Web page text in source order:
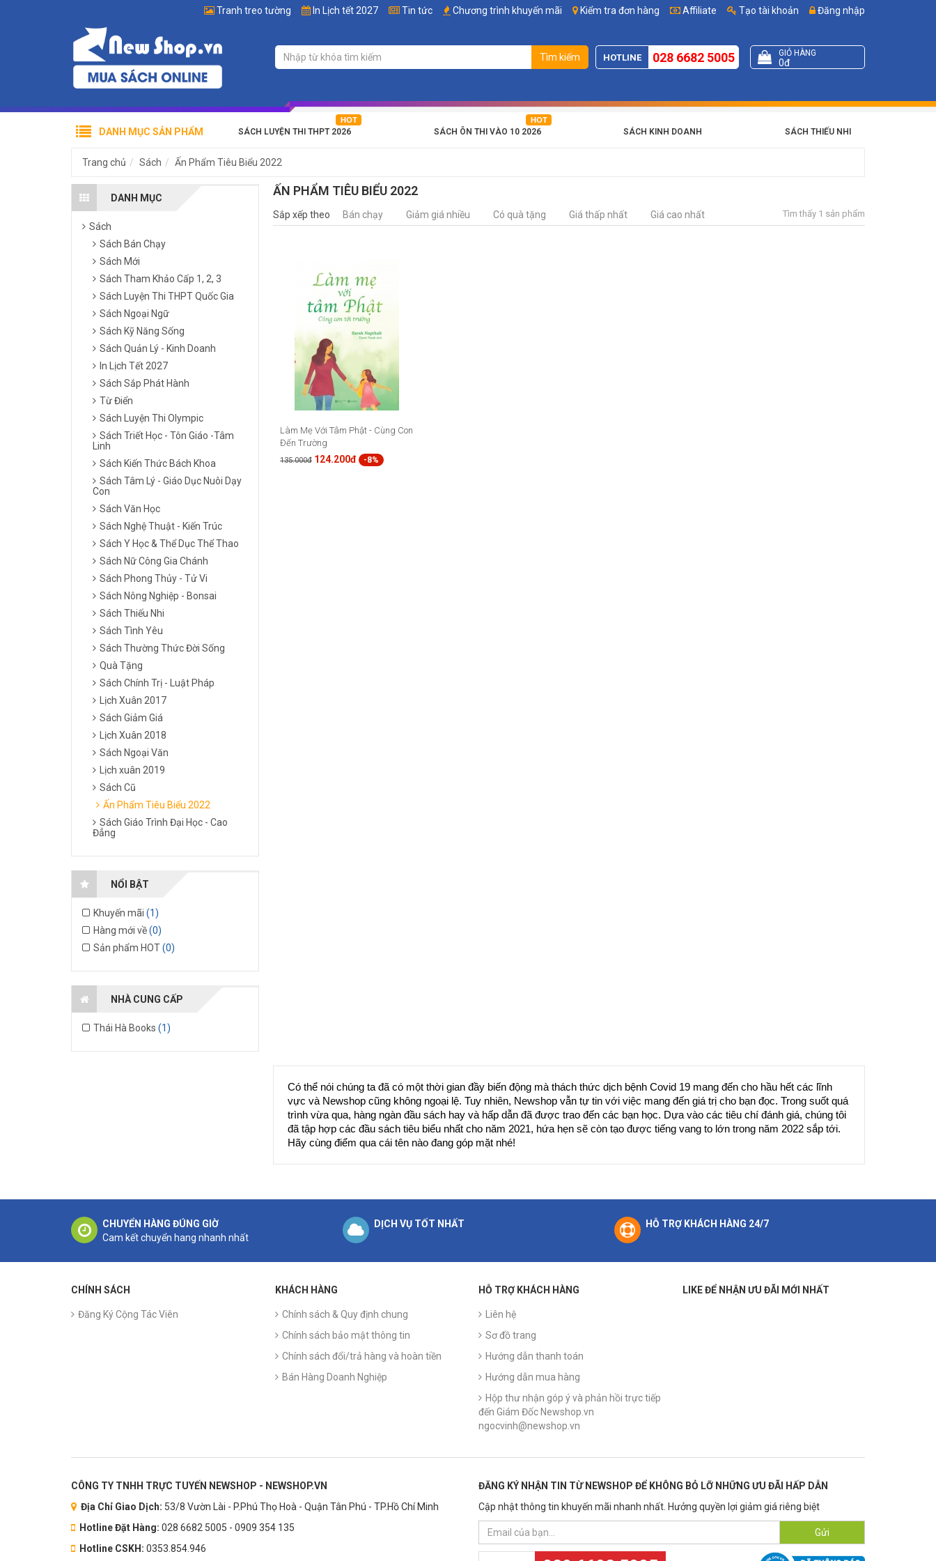
Affiliate Tạo tài khoản Đăng nhập
Tranh treo tường In Lịch tết 2027 Tin tức Chương trình khuyến mãi Kiểm tra đơn hàng
Tìm kiếm HOTLINE 028 6682 5005 GIỎ HÀNG
0đ
SÁCH LUYỆN THI THPT 2026 SÁCH ÔN THI VÀO 10 2026 SÁCH KINH DOANH SÁCH THIẾU NHI
DANH MỤC SẢN PHẨM
Trang chủ Sách Ấn Phẩm Tiêu Biểu 2022
DANH MỤC
Sách
Sách Bán Chạy
Sách Mới
Sách Tham Khảo Cấp 1, 2, 3
Sách Luyện Thi THPT Quốc Gia
Sách Ngoại Ngữ
Sách Kỹ Năng Sống
Sách Quản Lý - Kinh Doanh
In Lịch Tết 2027
Sách Sắp Phát Hành
Từ Điển
Sách Luyện Thi Olympic
Sách Triết Học - Tôn Giáo -Tâm
Linh
Sách Kiến Thức Bách Khoa
Sách Tâm Lý - Giáo Dục Nuôi Dạy
Con
Sách Văn Học
Sách Nghệ Thuật - Kiến Trúc
Sách Y Học & Thể Dục Thể Thao
Sách Nữ Công Gia Chánh
Sách Phong Thủy - Tử Vi
Sách Nông Nghiệp - Bonsai
Sách Thiếu Nhi
Sách Tình Yêu
Sách Thường Thức Đời Sống
Quà Tặng
Sách Chính Trị - Luật Pháp
Lịch Xuân 2017
Sách Giảm Giá
Lịch Xuân 2018
Sách Ngoại Văn
Lịch xuân 2019
Sách Cũ
Ấn Phẩm Tiêu Biểu 2022
Sách Giáo Trình Đại Học - Cao
Đẳng
NỔI BẬT
Khuyến mãi (1)
Hàng mới về(0)
Sản phẩm HOT(0)
NHÀ CUNG CẤP
Thái Hà Books (1)
ẤN PHẨM TIÊU BIỂU 2022
Sắp xếp theo Bán chạy Giảm giá nhiều Có quà tặng Giá thấp nhất Giá cao nhất Tìm thấy 1 sản phẩm
Làm Mẹ Với Tâm Phật - Cùng Con
Đến Trường
135.000đ 124.200đ -8%
Có thể nói chúng ta đã có một thời gian đầy biến động mà thách thức dịch bệnh Covid 19 mang đến cho hầu hết các lĩnh
vực và Newshop cũng không ngoại lệ. Tuy nhiên, Newshop vẫn tự tin với việc mang đến giá trị cho bạn đọc. Trong suốt quá
trình vừa qua, hàng ngàn đầu sách hay và hấp dẫn đã được trao đến các bạn học. Dựa vào các tiêu chí đánh giá, chúng tôi
đã tập hợp các đầu sách tiêu biểu nhất cho năm 2021, hứa hẹn sẽ còn tạo được tiếng vang to lớn trong năm 2022 sắp tới.
Hãy cùng điểm qua cái tên nào đang góp mặt nhé!
CHUYỂN HÀNG ĐÚNG GIỜ
Cam kết chuyển hang nhanh nhất
DỊCH VỤ TỐT NHẤT HỖ TRỢ KHÁCH HÀNG 24/7
CHÍNH SÁCH
Đăng Ký Cộng Tác Viên
KHÁCH HÀNG
Chính sách & Quy định chung
Chính sách bảo mật thông tin
Chính sách đổi/trả hàng và hoàn tiền
Bán Hàng Doanh Nghiệp
HỖ TRỢ KHÁCH HÀNG
Liên hệ
Sơ đồ trang
Hướng dẫn thanh toán
Hướng dẫn mua hàng
Hộp thư nhận góp ý và phản hồi trực tiếp
đến Giám Đốc Newshop.vn
ngocvinh@newshop.vn
LIKE ĐỂ NHẬN ƯU ĐÃI MỚI NHẤT
CÔNG TY TNHH TRỰC TUYẾN NEWSHOP - NEWSHOP.VN
Địa Chỉ Giao Dịch: 53/8 Vườn Lài - P.Phú Thọ Hoà - Quận Tân Phú - TP.Hồ Chí Minh
Hotline Đặt Hàng: 028 6682 5005 - 0909 354 135
Hotline CSKH: 0353.854.946
ĐĂNG KÝ NHẬN TIN TỪ NEWSHOP ĐỂ KHÔNG BỎ LỠ NHỮNG ƯU ĐÃI HẤP DẪN
Cập nhật thông tin khuyến mãi nhanh nhất. Hưởng quyền lợi giảm giá riêng biệt
Gửi